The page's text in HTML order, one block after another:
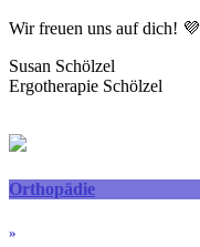
Wir freuen uns auf dich! 💜
Susan Schölzel
Ergotherapie Schölzel
Orthopädie
»